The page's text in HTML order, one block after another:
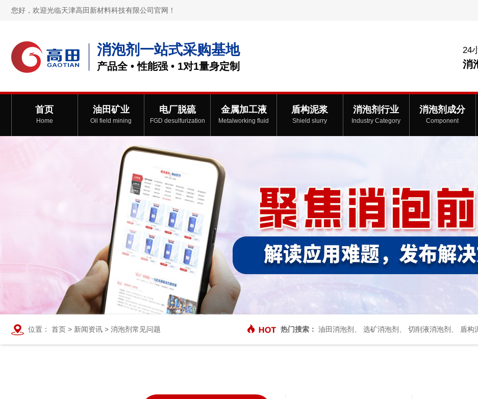
您好，欢迎光临天津高田新材料科技有限公司官网！
消泡剂一站式采购基地
产品全 • 性能强 • 1对1量身定制
24
消
首页
Home
油田矿业
Oil field mining
电厂脱硫
FGD desulfurization
金属加工液
Metalworking fluid
盾构泥浆
Shield slurry
消泡剂行业
Industry Category
消泡剂成分
Component
位置： 首页 > 新闻资讯 > 消泡剂常见问题 热门搜索： 油田消泡剂 选矿消泡剂 切削液消泡剂 盾构